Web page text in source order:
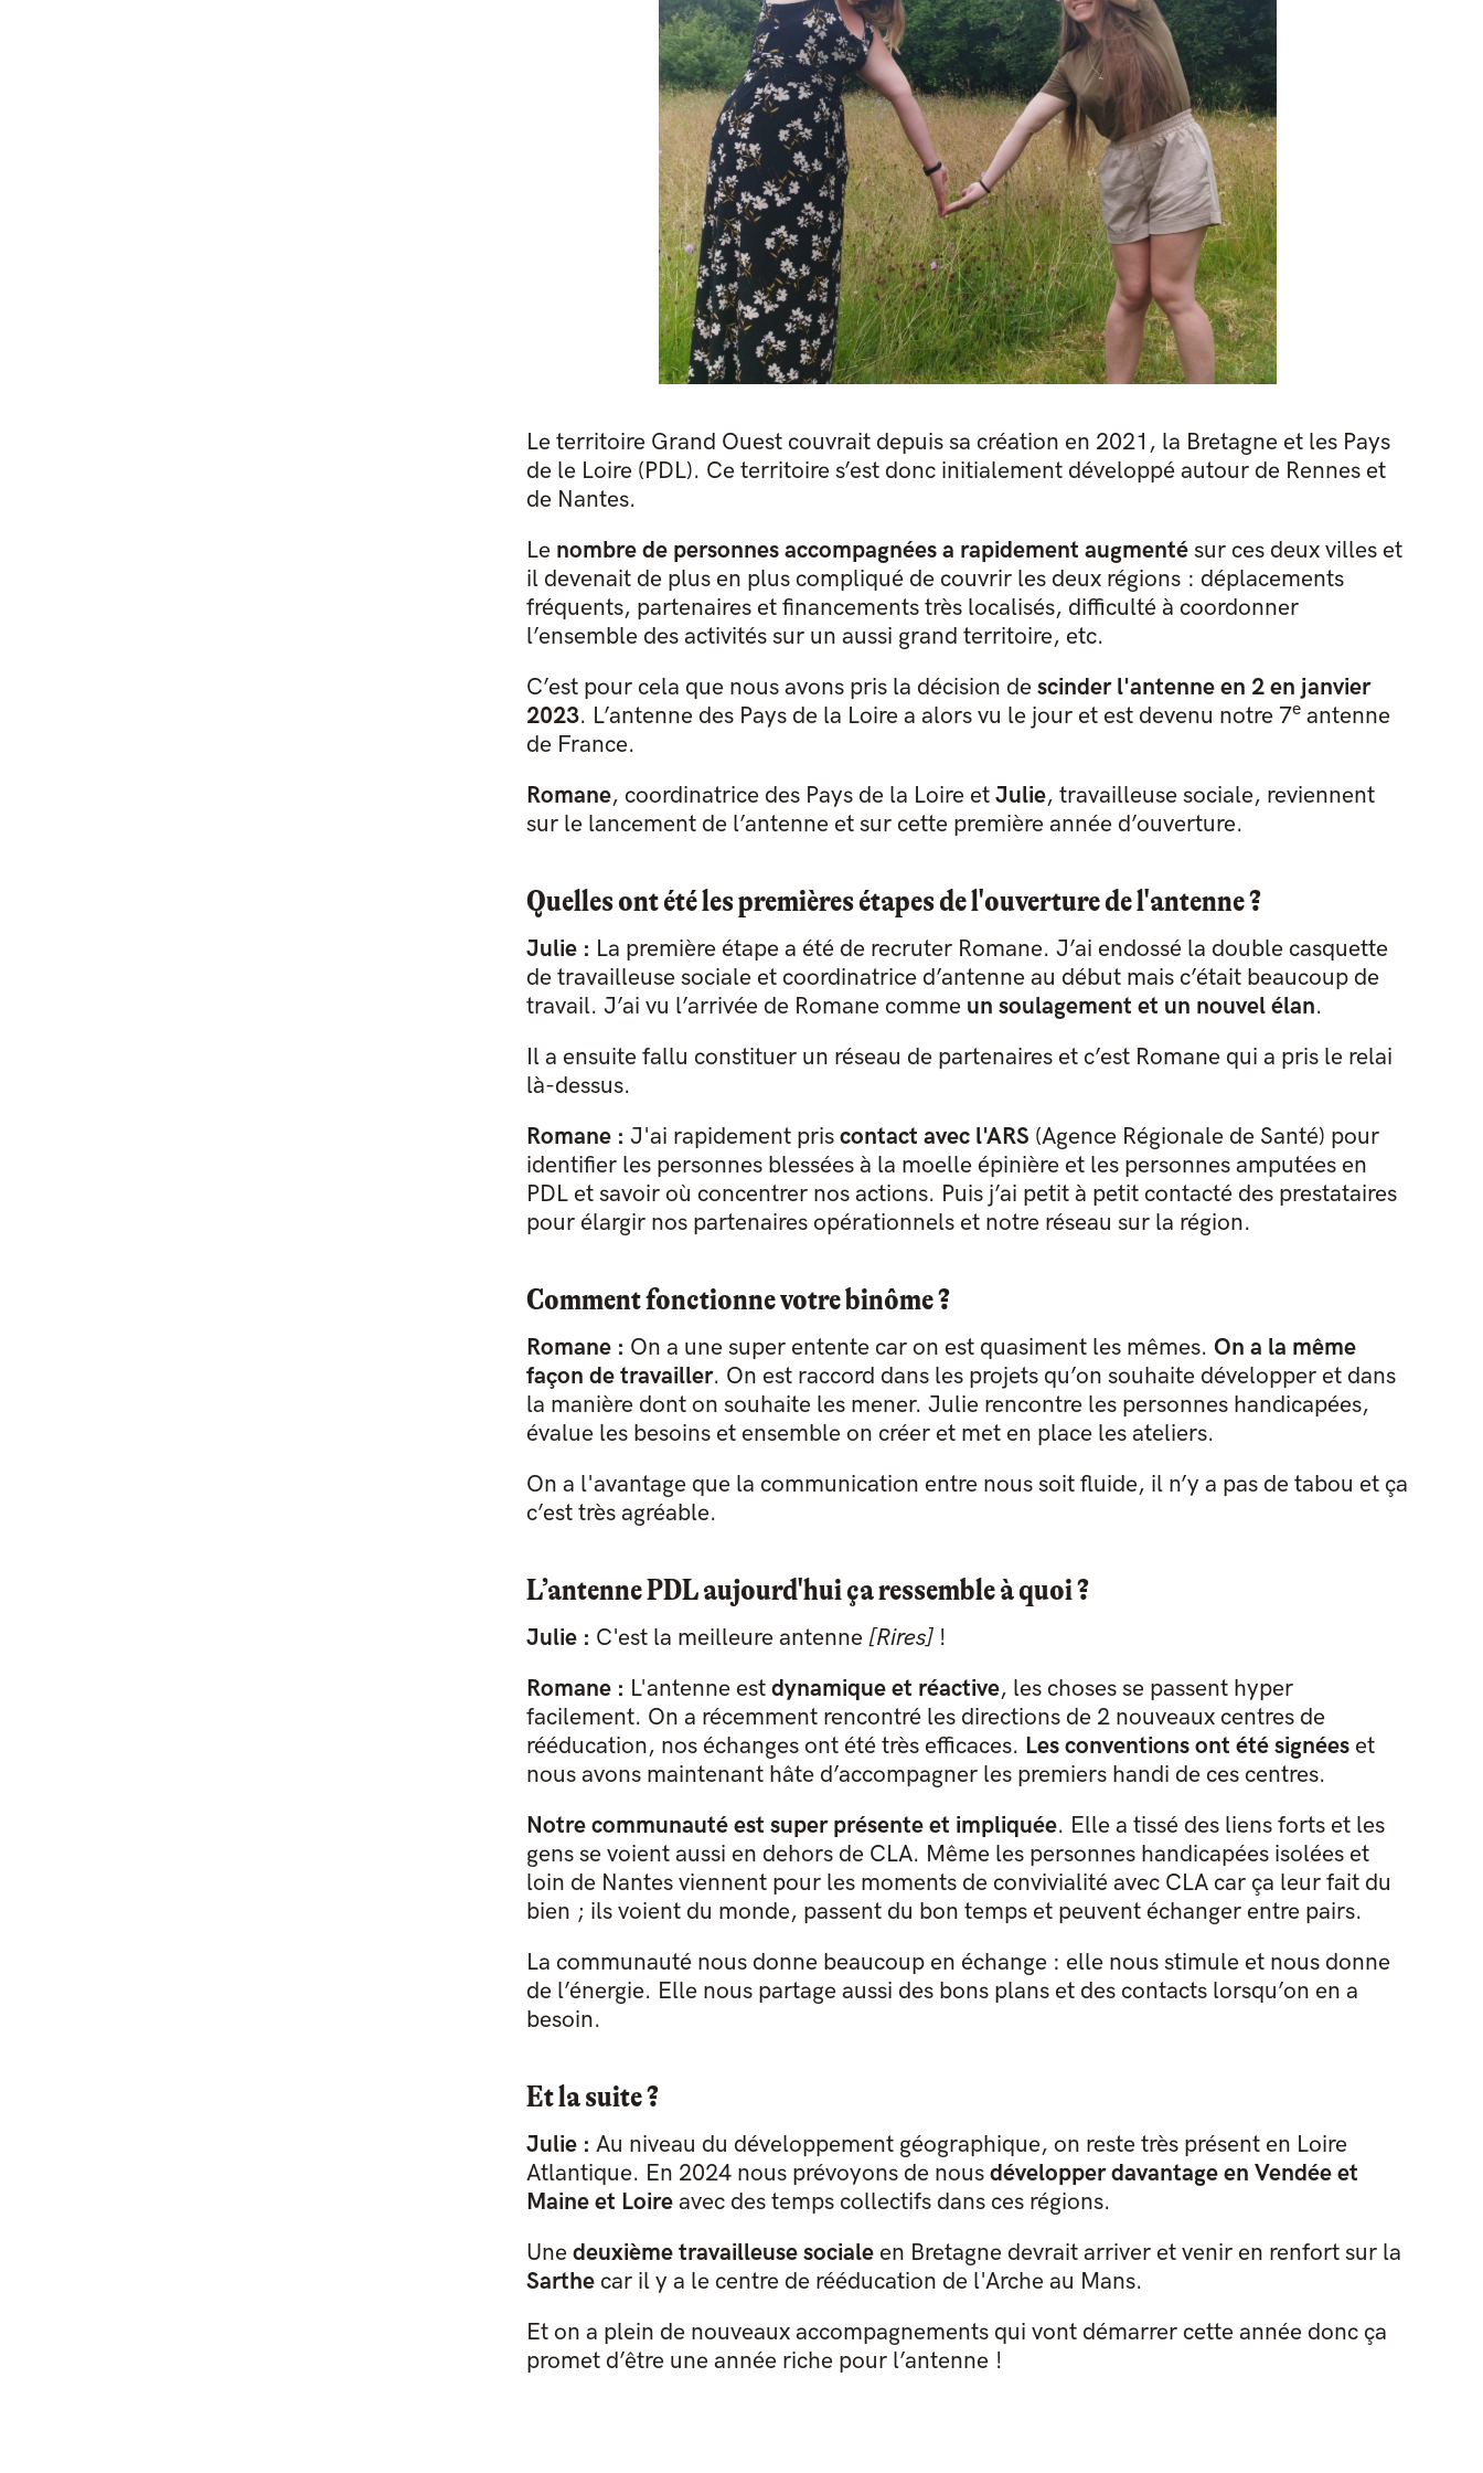
Le territoire Grand Ouest couvrait depuis sa création en 2021, la Bretagne et les Pays
de le Loire (PDL). Ce territoire s’est donc initialement développé autour de Rennes et
de Nantes.
Le nombre de personnes accompagnées a rapidement augmentésur ces deux villes et
il devenait de plus en plus compliqué de couvrir les deux régions : déplacements
fréquents, partenaires et financements très localisés, difficulté à coordonner
l’ensemble des activités sur un aussi grand territoire, etc.
C’est pour cela que nous avons pris la décision de scinder l'antenne en 2 en janvier
2023. L’antenne des Pays de la Loire a alors vu le jour et est devenu notre 7eantenne
de France.
Romane, coordinatrice des Pays de la Loire et Julie, travailleuse sociale, reviennent
sur le lancement de l’antenne et sur cette première année d’ouverture.
Quelles ont été les premières étapes de l'ouverture de l'antenne ?
Julie : La première étape a été de recruter Romane. J’ai endossé la double casquette
de travailleuse sociale et coordinatrice d’antenne au début mais c’était beaucoup de
travail. J’ai vu l’arrivée de Romane comme un soulagement et un nouvel élan.
Il a ensuite fallu constituer un réseau de partenaires et c’est Romane qui a pris le relai
là-dessus.
Romane : J'ai rapidement pris contact avec l'ARS (Agence Régionale de Santé) pour
identifier les personnes blessées à la moelle épinière et les personnes amputées en
PDL et savoir où concentrer nos actions. Puis j’ai petit à petit contacté des prestataires
pour élargir nos partenaires opérationnels et notre réseau sur la région.
Comment fonctionne votre binôme ?
Romane : On a une super entente car on est quasiment les mêmes. On a la même
façon de travailler. On est raccord dans les projets qu’on souhaite développer et dans
la manière dont on souhaite les mener. Julie rencontre les personnes handicapées,
évalue les besoins et ensemble on créer et met en place les ateliers.
On a l'avantage que la communication entre nous soit fluide, il n’y a pas de tabou et ça
c’est très agréable.
L’antenne PDL aujourd'hui ça ressemble à quoi ?
Julie : C'est la meilleure antenne [Rires]!
Romane : L'antenne est dynamique et réactive, les choses se passent hyper
facilement. On a récemment rencontré les directions de 2 nouveaux centres de
rééducation, nos échanges ont été très efficaces. Les conventions ont été signéeset
nous avons maintenant hâte d’accompagner les premiers handi de ces centres.
Notre communauté est super présente et impliquée. Elle a tissé des liens forts et les
gens se voient aussi en dehors de CLA. Même les personnes handicapées isolées et
loin de Nantes viennent pour les moments de convivialité avec CLA car ça leur fait du
bien ; ils voient du monde, passent du bon temps et peuvent échanger entre pairs.
La communauté nous donne beaucoup en échange : elle nous stimule et nous donne
de l’énergie. Elle nous partage aussi des bons plans et des contacts lorsqu’on en a
besoin.
Et la suite ?
Julie : Au niveau du développement géographique, on reste très présent en Loire
Atlantique. En 2024 nous prévoyons de nous développer davantage en Vendée et
Maine et Loireavec des temps collectifs dans ces régions.
Une deuxième travailleuse socialeen Bretagne devrait arriver et venir en renfort sur la
Sarthecar il y a le centre de rééducation de l'Arche au Mans.
Et on a plein de nouveaux accompagnements qui vont démarrer cette année donc ça
promet d’être une année riche pour l’antenne !